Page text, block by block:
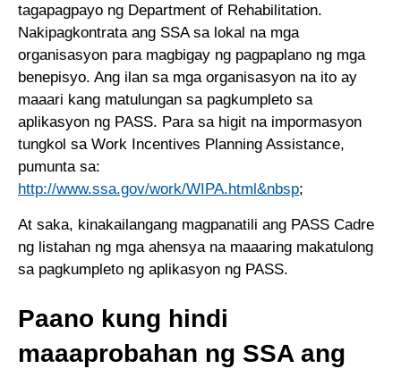
tagapagpayo ng Department of Rehabilitation.
Nakipagkontrata ang SSA sa lokal na mga
organisasyon para magbigay ng pagpaplano ng mga
benepisyo. Ang ilan sa mga organisasyon na ito ay
maaari kang matulungan sa pagkumpleto sa
aplikasyon ng PASS. Para sa higit na impormasyon
tungkol sa Work Incentives Planning Assistance,
pumunta sa:
http://www.ssa.gov/work/WIPA.html&nbsp;
At saka, kinakailangang magpanatili ang PASS Cadre
ng listahan ng mga ahensya na maaaring makatulong
sa pagkumpleto ng aplikasyon ng PASS.
Paano kung hindi
maaaprobahan ng SSA ang